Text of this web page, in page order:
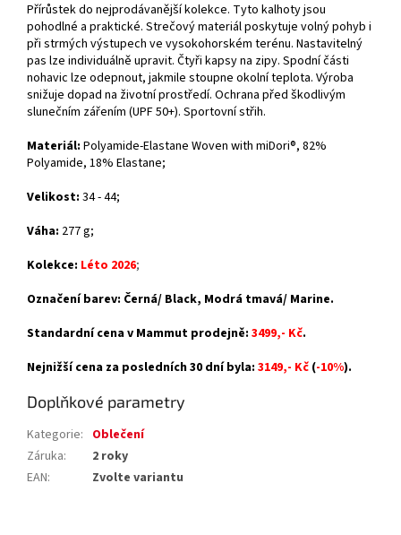
Přírůstek do nejprodávanější kolekce. Tyto kalhoty jsou
pohodlné a praktické. Strečový materiál poskytuje volný pohyb i
při strmých výstupech ve vysokohorském terénu. Nastavitelný
pas lze individuálně upravit. Čtyři kapsy na zipy. Spodní části
nohavic lze odepnout, jakmile stoupne okolní teplota. Výroba
snižuje dopad na životní prostředí. Ochrana před škodlivým
slunečním zářením (UPF 50+). Sportovní střih.
Materiál: Polyamide-Elastane Woven with miDori®, 82%
Polyamide, 18% Elastane;
Velikost: 34 - 44;
Váha: 277 g;
Kolekce: Léto 2026;
Označení barev: Černá/ Black, Modrá tmavá/ Marine.
Standardní cena v Mammut prodejně: 3499,- Kč.
Nejnižší cena za posledních 30 dní byla: 3149,- Kč (-10%).
Doplňkové parametry
Kategorie: Oblečení
Záruka:
2 roky
EAN: Zvolte variantu